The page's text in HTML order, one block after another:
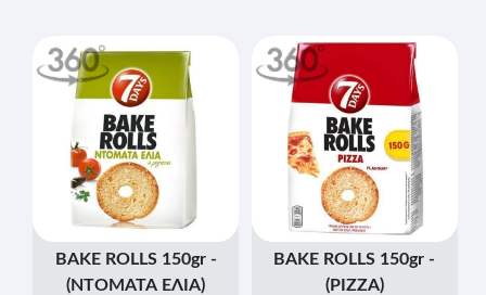
BAKE ROLLS 150gr -
(NΤΟΜΑΤΑ ΕΛΙΑ)
BAKE ROLLS 150gr -
(PIZZA)